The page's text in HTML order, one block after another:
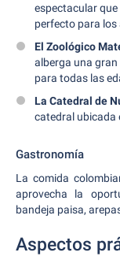
espectacular
perfecto para los
El Zoológico
alberga una
para todas las
La Catedral de
catedral ubicada
Gastronomía
La comida
aprovecha la
bandeja paisa,
Aspectos